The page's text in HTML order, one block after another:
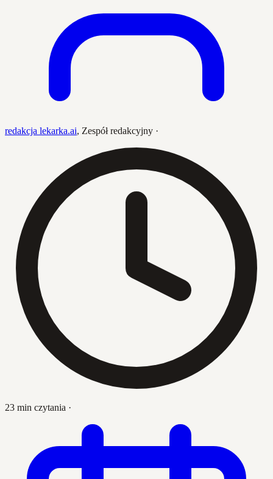
redakcja lekarka.ai, Zespół redakcyjny ·
23 min czytania ·